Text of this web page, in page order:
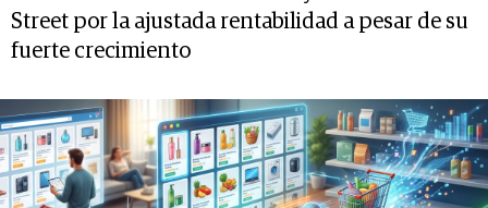
Street por la ajustada rentabilidad a pesar de su
fuerte crecimiento